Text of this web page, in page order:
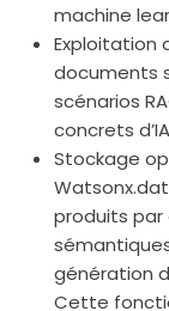
machine
Exploitation
documents
scénarios
concrets
Stockage
produits par
génération
Cette